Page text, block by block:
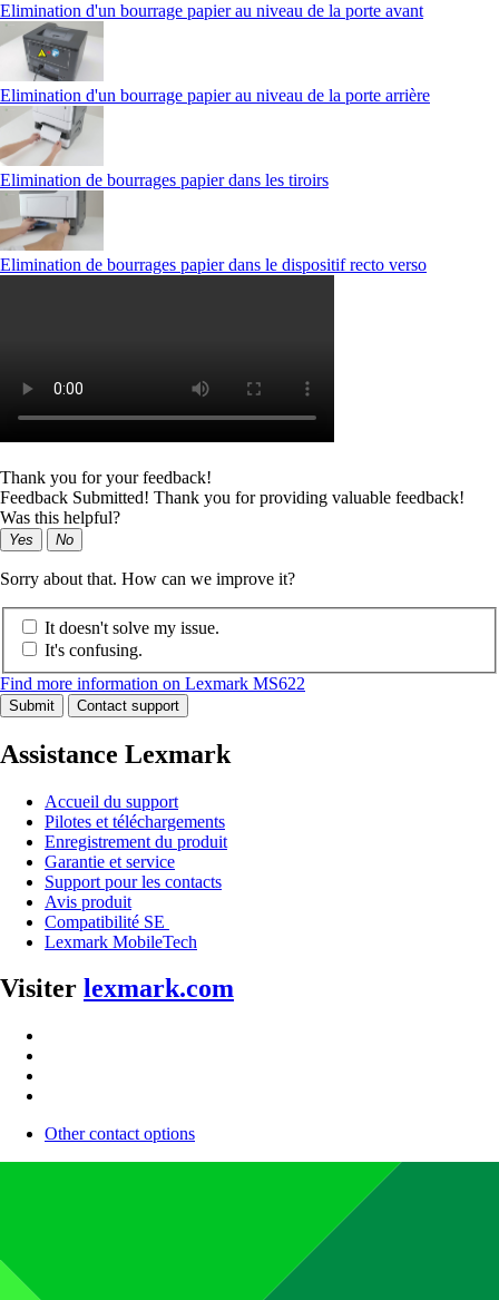
Elimination d'un bourrage papier au niveau de la porte avant
Elimination d'un bourrage papier au niveau de la porte arrière
Elimination de bourrages papier dans les tiroirs
Elimination de bourrages papier dans le dispositif recto verso
Thank you for your feedback!
Feedback Submitted! Thank you for providing valuable feedback!
Was this helpful?
Yes No
Sorry about that. How can we improve it?
It doesn't solve my issue.
It's confusing.
Find more information on Lexmark MS622
Submit Contact support
Assistance Lexmark
Accueil du support
Pilotes et téléchargements
Enregistrement du produit
Garantie et service
Support pour les contacts
Avis produit
Compatibilité SE
Lexmark MobileTech
Visiter lexmark.com
Other contact options